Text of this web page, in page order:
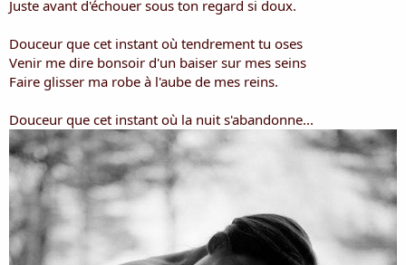
Juste avant d'échouer sous ton regard si doux.
Douceur que cet instant où tendrement tu oses
Venir me dire bonsoir d'un baiser sur mes seins
Faire glisser ma robe à l'aube de mes reins.
Douceur que cet instant où la nuit s'abandonne...